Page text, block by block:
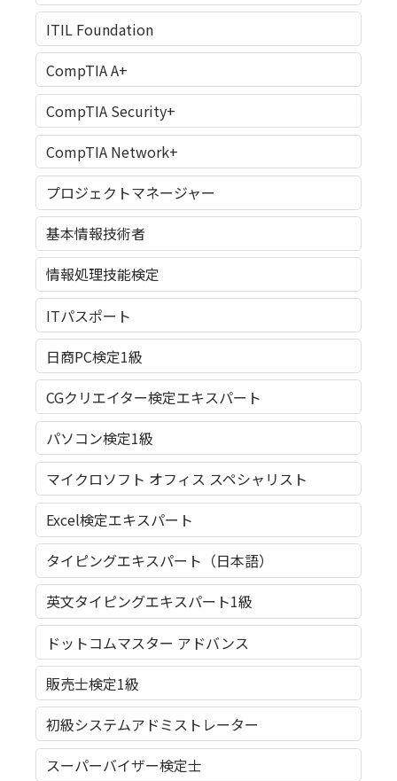
ITIL Foundation
CompTIA A+
CompTIA Security+
CompTIA Network+
プロジェクトマネージャー
基本情報技術者
情報処理技能検定
ITパスポート
日商PC検定1級
CGクリエイター検定エキスパート
パソコン検定1級
マイクロソフト オフィス スペシャリスト
Excel検定エキスパート
タイピングエキスパート（日本語）
英文タイピングエキスパート1級
ドットコムマスター アドバンス
販売士検定1級
初級システムアドミストレーター
スーパーバイザー検定士